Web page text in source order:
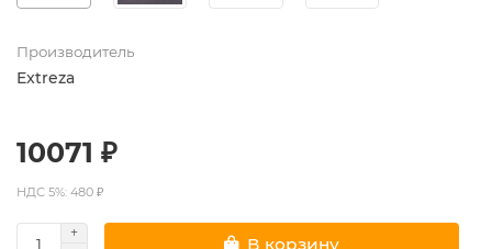
Производитель
Extreza
10071 ₽
НДС 5%: 480 ₽
В корзину